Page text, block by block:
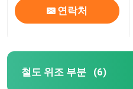
연락처
철도 위조 부분 (6)